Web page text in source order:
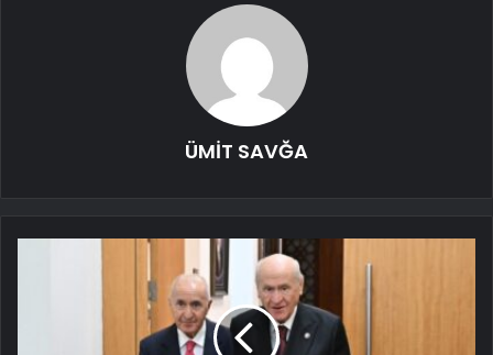
ÜMİT SAVĞA